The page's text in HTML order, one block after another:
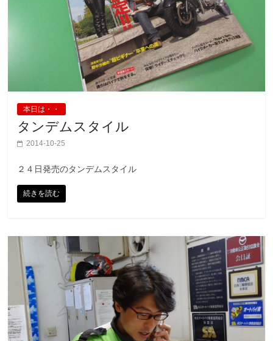
本日は・・
タンデムスタイル
2014-10-25
２４日発売のタンデムスタイル
続きを読む